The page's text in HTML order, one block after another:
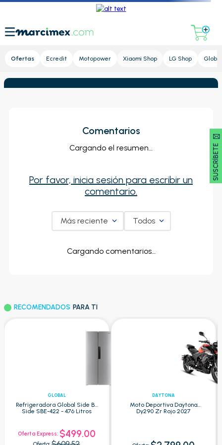
Ofertas Ecredit Motopower Xiaomi Shop LG Shop Global
SUSCRÍBETE 🖂
Comentarios
Cargando el resumen…
Por favor, inicia sesión para escribir un
comentario.
Más reciente Todos
Cargando comentarios…
RECOMENDADOS PARA TI
GLOBAL
Refrigeradora Global Side By
Side SBE-422 - 476 Litros
Oferta Express: $499.00
DAYTONA
Moto Deportiva Daytona
Dy290 Zr Rojo 2027